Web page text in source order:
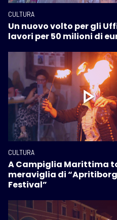
CULTURA
Un nuovo volto per gli
lavori per 50 milioni di
CULTURA
A Campiglia Marittima
meraviglia di
Festival”